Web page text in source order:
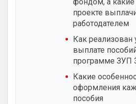
проекте
работодателем
Как реализован
выплате
программе ЗУП
Какие
оформления
пособия